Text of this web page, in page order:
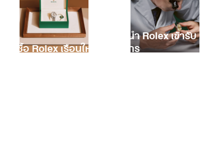
การซื้อ Rolex เรือนใหม่
การนำ Rolex เข้ารับ
บริการ